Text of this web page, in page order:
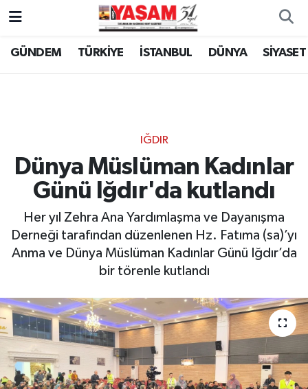
GÜNDEM TÜRKİYE İSTANBUL DÜNYA SİYASET
IĞDIR
Dünya Müslüman Kadınlar
Günü Iğdır'da kutlandı
Her yıl Zehra Ana Yardımlaşma ve Dayanışma
Derneği tarafından düzenlenen Hz. Fatıma (sa)’yı
Anma ve Dünya Müslüman Kadınlar Günü Iğdır’da
bir törenle kutlandı